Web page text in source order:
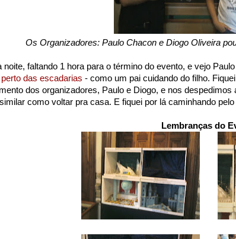
Os Organizadores: Paulo Chacon e Diogo Oliveira
noite, faltando 1 hora para o término do evento, e vejo
perto das escadarias - como um pai cuidando do filho.
dos organizadores, Paulo e Diogo, e nos
como voltar pra casa. E fiquei por lá caminhando
Lembranças do